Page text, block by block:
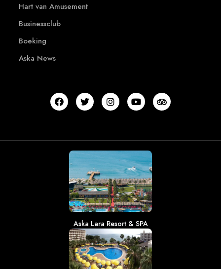
Hart van Amusement
Businessclub
Boeking
Aska News
Aska Lara Resort & SPA